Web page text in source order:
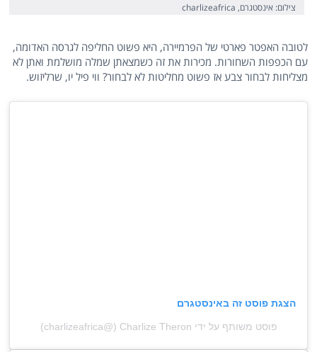
צילום: אינסטגרם, charlizeafrica
לטובה האפטר פארטי של הפרמיירה, היא פשוט החליפה לגרסה האדומה,
עם הכפפות השחורות. מכירות את זה כשמצאתן שמלה מושלמת ואתן לא
מצליחות לבחור צבע אז פשוט מחליטות לא לבחור? ווי פיל יו, שרליזוש.
הצגת פוסט זה באינסטגרם
פוסט משותף על ידי ‏‎Charlize Theron‎‏ (@‏‎charlizeafrica‎‏)